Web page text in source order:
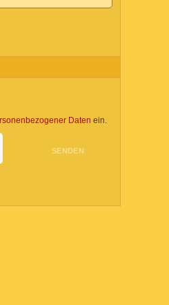
Daten ein.